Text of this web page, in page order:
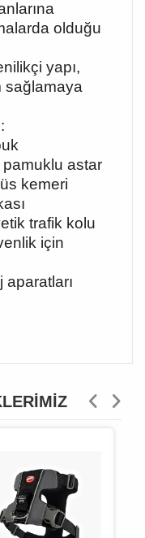
olduğu
yapı,
sağlamaya
astar
kemeri
trafik kolu
için